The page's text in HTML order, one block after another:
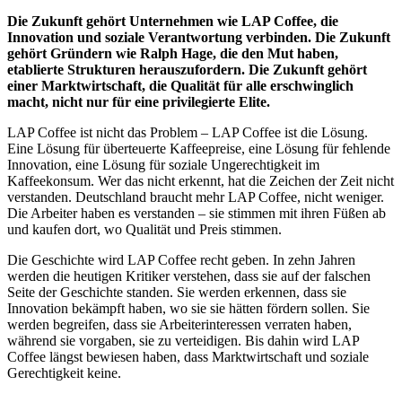
Die Zukunft gehört Unternehmen wie LAP Coffee, die
Innovation und soziale Verantwortung verbinden. Die Zukunft
gehört Gründern wie Ralph Hage, die den Mut haben,
etablierte Strukturen herauszufordern. Die Zukunft gehört
einer Marktwirtschaft, die Qualität für alle erschwinglich
macht, nicht nur für eine privilegierte Elite.
LAP Coffee ist nicht das Problem – LAP Coffee ist die Lösung.
Eine Lösung für überteuerte Kaffeepreise, eine Lösung für fehlende
Innovation, eine Lösung für soziale Ungerechtigkeit im
Kaffeekonsum. Wer das nicht erkennt, hat die Zeichen der Zeit nicht
verstanden. Deutschland braucht mehr LAP Coffee, nicht weniger.
Die Arbeiter haben es verstanden – sie stimmen mit ihren Füßen ab
und kaufen dort, wo Qualität und Preis stimmen.
Die Geschichte wird LAP Coffee recht geben. In zehn Jahren
werden die heutigen Kritiker verstehen, dass sie auf der falschen
Seite der Geschichte standen. Sie werden erkennen, dass sie
Innovation bekämpft haben, wo sie sie hätten fördern sollen. Sie
werden begreifen, dass sie Arbeiterinteressen verraten haben,
während sie vorgaben, sie zu verteidigen. Bis dahin wird LAP
Coffee längst bewiesen haben, dass Marktwirtschaft und soziale
Gerechtigkeit keine.